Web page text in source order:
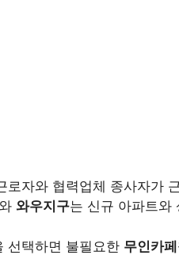
로자와 협력업체 종사자가
와 와우지구는 신규 아파트와
선택하면 불필요한 무인카